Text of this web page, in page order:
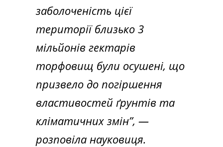
заболоченість цієї
території близько 3
мільйонів гектарів
торфовищ були осушені, що
призвело до погіршення
властивостей ґрунтів та
кліматичних змін”, —
розповіла науковиця.